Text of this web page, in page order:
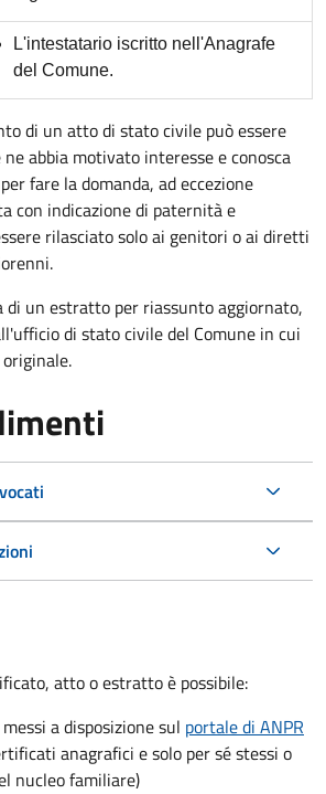
L'intestatario iscritto nell'Anagrafe
del Comune.
di un atto di stato civile può essere
abbia motivato interesse e conosca
fare la domanda, ad eccezione
con indicazione di paternità e
rilasciato solo ai genitori o ai diretti
di un estratto per riassunto aggiornato,
di stato civile del Comune in cui
atto o estratto è possibile:
a disposizione sul portale di ANPR
anagrafici e solo per sé stessi o
nucleo familiare)